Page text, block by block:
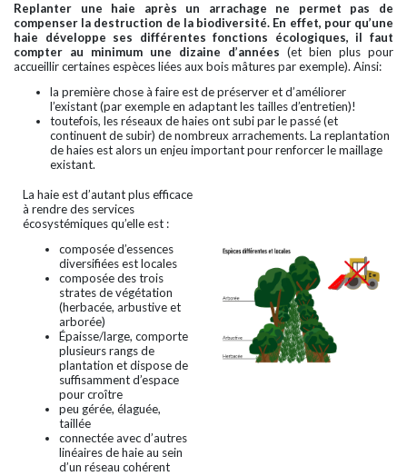
Replanter
une haie après un arrachage ne permet pas de
compenser la destruction de la biodiversité. En effet, pour qu’une
haie développe ses différentes fonctions écologiques, il faut
compter au minimum une dizaine d’années (et bien plus pour
accueillir certaines espèces liées aux bois mâtures par exemple). Ainsi:
la première chose à faire est de préserver et d’améliorer
l’existant (par exemple en adaptant les tailles d’entretien)!
toutefois, les réseaux de haies ont subi par le passé (et
continuent de subir) de nombreux arrachements. La replantation
de haies est alors un enjeu important pour renforcer le maillage
existant.
La haie est d’autant plus efficace
à rendre des services
écosystémiques qu’elle est :
composée d’essences
diversifiées est locales
composée des trois
strates de végétation
(herbacée, arbustive et
arborée)
Épaisse/large, comporte
plusieurs rangs de
plantation et dispose de
suffisamment d’espace
pour croître
peu gérée, élaguée,
taillée
connectée avec d’autres
linéaires de haie au sein
d’un réseau cohérent